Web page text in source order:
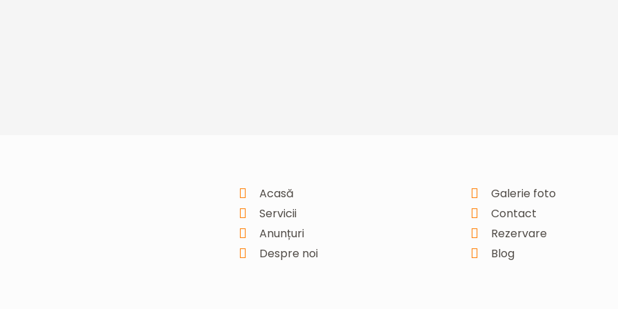
Acasă
Servicii
Anunțuri
Despre noi
Galerie foto
Contact
Rezervare
Blog